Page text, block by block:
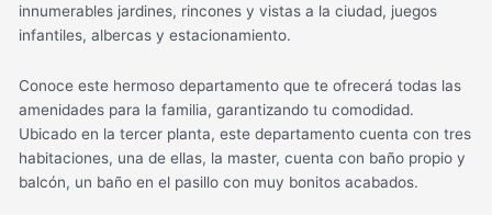
innumerables jardines, rincones y vistas a la ciudad, juegos
infantiles, albercas y estacionamiento.
Conoce este hermoso departamento que te ofrecerá todas las
amenidades para la familia, garantizando tu comodidad.
Ubicado en la tercer planta, este departamento cuenta con tres
habitaciones, una de ellas, la master, cuenta con baño propio y
balcón, un baño en el pasillo con muy bonitos acabados.